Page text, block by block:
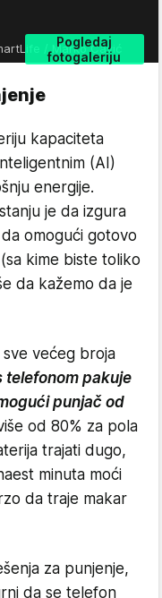
Pogledaj
fotogaleriju
/ Marko Čavić
kapaciteta
(AI)
energije.
je da izgura
omogući gotovo
kime biste toliko
da kažemo da je
većeg broja
telefonom pakuje
punjač od
od 80% za pola
trajati dugo,
minuta moći
da traje makar
za punjenje,
da se telefon